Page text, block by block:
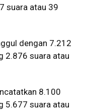
suara atau 39
dengan 7.212
2.876 suara atau
8.100
5.677 suara atau